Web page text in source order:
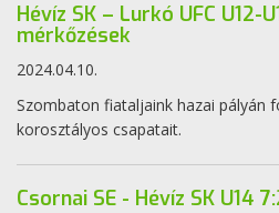
Hévíz SK – Lurkó UFC U12-
mérkőzések
2024.04.10.
Szombaton fiataljaink hazai pályán
korosztályos csapatait.
Csornai SE - Hévíz SK U14